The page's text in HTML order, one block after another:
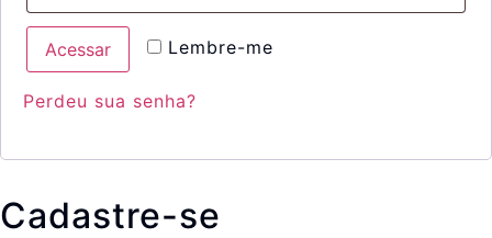
Lembre-me
Acessar
Perdeu sua senha?
Cadastre-se